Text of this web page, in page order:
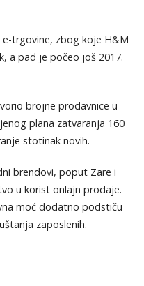
trgovine, zbog koje H&M
a pad je počeo još 2017.
brojne prodavnice u
plana zatvaranja 160
stotinak novih.
brendovi, poput Zare i
u korist onlajn prodaje.
moć dodatno podstiču
zaposlenih.